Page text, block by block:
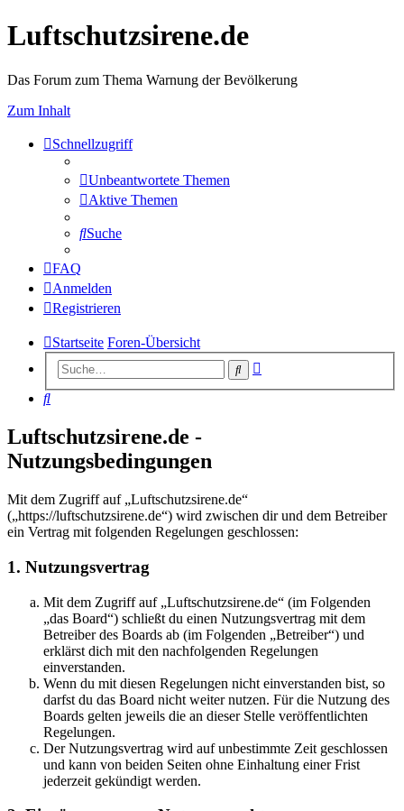
Luftschutzsirene.de
Das Forum zum Thema Warnung der Bevölkerung
Zum Inhalt
Schnellzugriff
Unbeantwortete Themen
Aktive Themen
Suche
FAQ
Anmelden
Registrieren
Startseite Foren-Übersicht
Suche
Suche
Luftschutzsirene.de -
Nutzungsbedingungen
Mit dem Zugriff auf „Luftschutzsirene.de“
(„https://luftschutzsirene.de“) wird zwischen dir und dem Betreiber
ein Vertrag mit folgenden Regelungen geschlossen:
1. Nutzungsvertrag
Mit dem Zugriff auf „Luftschutzsirene.de“ (im Folgenden
„das Board“) schließt du einen Nutzungsvertrag mit dem
Betreiber des Boards ab (im Folgenden „Betreiber“) und
erklärst dich mit den nachfolgenden Regelungen
einverstanden.
Wenn du mit diesen Regelungen nicht einverstanden bist, so
darfst du das Board nicht weiter nutzen. Für die Nutzung des
Boards gelten jeweils die an dieser Stelle veröffentlichten
Regelungen.
Der Nutzungsvertrag wird auf unbestimmte Zeit geschlossen
und kann von beiden Seiten ohne Einhaltung einer Frist
jederzeit gekündigt werden.